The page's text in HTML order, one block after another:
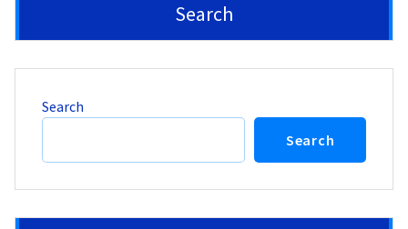
Search
Search
Search